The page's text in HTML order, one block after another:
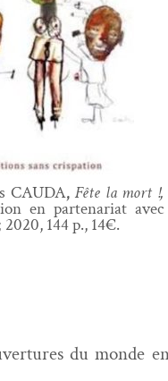
CAUDA, Fête la mort !,
en parte­nar­i­at
144 p., 14€.
du monde